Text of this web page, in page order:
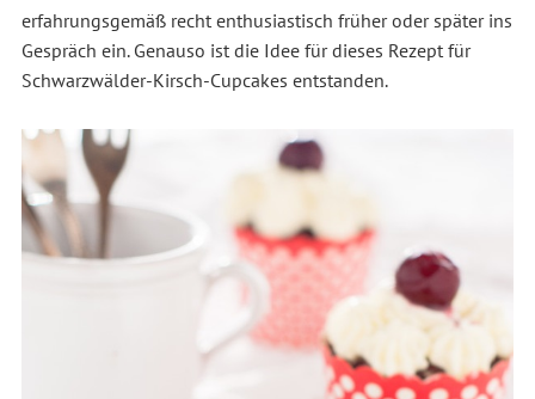
erfahrungsgemäß recht enthusiastisch früher oder später ins
Gespräch ein. Genauso ist die Idee für dieses Rezept für
Schwarzwälder-Kirsch-Cupcakes entstanden.